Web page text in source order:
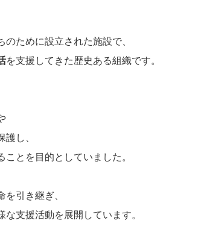
のために設立された施設で、
を支援してきた歴史ある組織です。
し、
ことを目的としていました。
引き継ぎ、
な支援活動を展開しています。